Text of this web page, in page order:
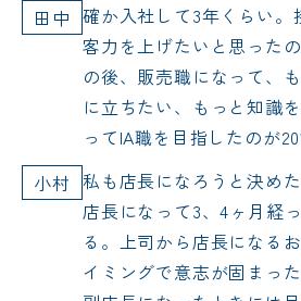
田中 確か入社して3年くらい。
客力を上げたいと思った
の後、販売職になって、
に立ちたい、もっと知識
ってIA職を目指したのが
小村 私も店長になろうと決め
店長になって3、4ヶ月経
る。上司から店長になる
イミングで意志が固まっ